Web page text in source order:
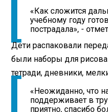
«Как сложится
учебному году
пострадала», -
Дети распаковали
были наборы для
тетради, дневники,
«Неожиданно, что
поддерживает в
приятно, спасибо